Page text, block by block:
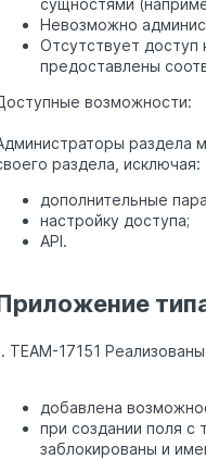
сущностями
Невозможно
Отсутствует доступ
предоставлены
возможности:
раздела
раздела, исключая:
дополнительные
настройку доступа;
API.
TEAM-17151
добавлена
при создании поля с
заблокированы и